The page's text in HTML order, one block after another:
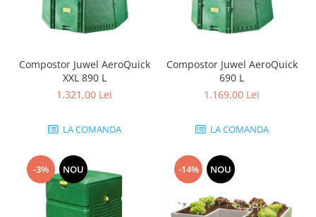
Compostor Juwel AeroQuick
XXL 890 L
1.321,00 Lei
LA COMANDA
Compostor Juwel AeroQuick
690 L
1.169,00 Lei
LA COMANDA
-3% NOU -14% NOU